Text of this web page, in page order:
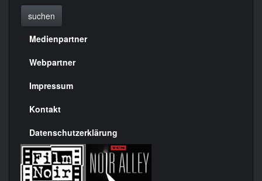
suchen
Menülinks
rechte
Seite
Medienpartner
Webpartner
Impressum
Kontakt
Datenschutzerklärung